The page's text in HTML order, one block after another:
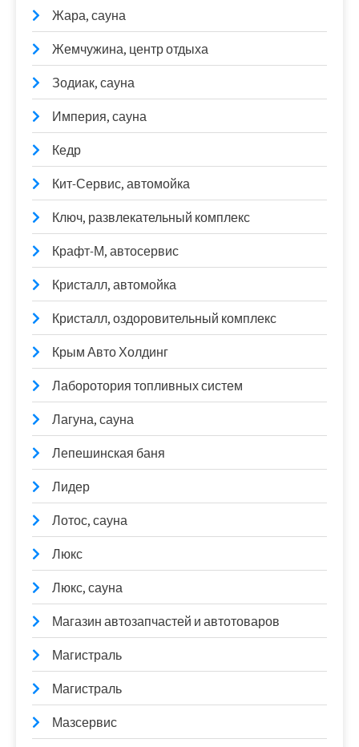
Жара, сауна
Жемчужина, центр отдыха
Зодиак, сауна
Империя, сауна
Кедр
Кит-Сервис, автомойка
Ключ, развлекательный комплекс
Крафт-М, автосервис
Кристалл, автомойка
Кристалл, оздоровительный комплекс
Крым Авто Холдинг
Лаборотория топливных систем
Лагуна, сауна
Лепешинская баня
Лидер
Лотос, сауна
Люкс
Люкс, сауна
Магазин автозапчастей и автотоваров
Магистраль
Магистраль
Мазсервис